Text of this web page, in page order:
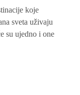
koje
sveta uživaju
su ujedno i one